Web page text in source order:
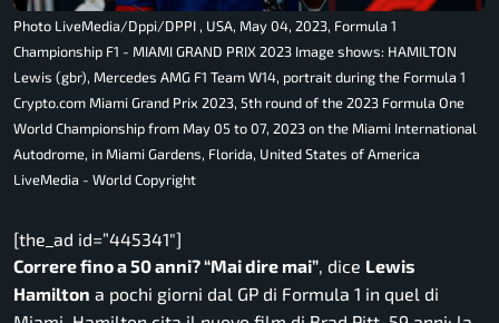
Photo LiveMedia/Dppi/DPPI , USA, May 04, 2023, Formula 1
Championship F1 - MIAMI GRAND PRIX 2023 Image shows: HAMILTON
Lewis (gbr), Mercedes AMG F1 Team W14, portrait during the Formula 1
Crypto.com Miami Grand Prix 2023, 5th round of the 2023 Formula One
World Championship from May 05 to 07, 2023 on the Miami International
Autodrome, in Miami Gardens, Florida, United States of America
LiveMedia - World Copyright
[the_ad id=”445341″]
Correre fino a 50 anni?“Mai dire mai”, dice Lewis
Hamilton a pochi giorni dal GP di Formula 1 in quel di